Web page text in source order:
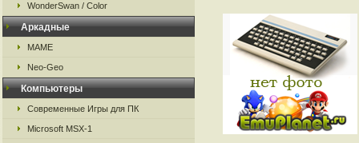
WonderSwan / Color
Аркадные
MAME
Neo-Geo
Компьютеры
Современные Игры для ПК
Microsoft MSX-1